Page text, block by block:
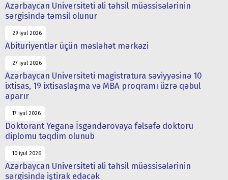
Azərbaycan Universiteti ali təhsil müəssisələrinin
sərgisində təmsil olunur
29 iyul 2026
Abituriyentlər üçün məsləhət mərkəzi
27 iyul 2026
Azərbaycan Universiteti magistratura səviyyəsinə 10
ixtisas, 19 ixtisaslaşma və MBA proqramı üzrə qəbul
aparır
17 iyul 2026
Doktorant Yeganə İsgəndərovaya fəlsəfə doktoru
diplomu təqdim olunub
10 iyul 2026
Azərbaycan Universiteti ali təhsil müəssisələrinin
sərgisində iştirak edəcək